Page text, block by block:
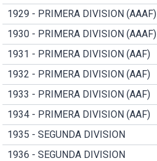
1929 - PRIMERA DIVISION (AAAF)
1930 - PRIMERA DIVISION (AAAF)
1931 - PRIMERA DIVISION (AAF)
1932 - PRIMERA DIVISION (AAF)
1933 - PRIMERA DIVISION (AAF)
1934 - PRIMERA DIVISION (AAF)
1935 - SEGUNDA DIVISION
1936 - SEGUNDA DIVISION